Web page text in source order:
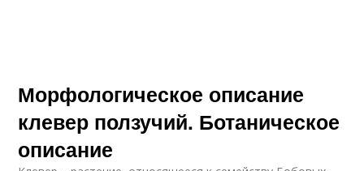
Морфологическое описание
клевер ползучий. Ботаническое
описание